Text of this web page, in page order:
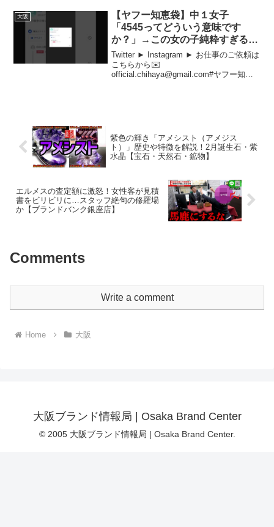
いします！ ⇒ #ケンミン #大阪 #方言
大阪流...
大阪
【ヤフー知恵袋】中１女子
「4545ってどういう意味です
か？」→この女の子純粋すぎるｗ
ｗｗ #shorts
Twitter ► Instagram ► お仕事のご依頼は
こちらから✉️
official.chihaya@gmail.com#ヤフー知恵
紫色の輝き「アメシスト（アメジス
ト）」歴史や特徴を解説！2月誕生石・紫
水晶【宝石・天然石・鉱物】
エルメスの査定額に激怒！女性客が見積
書をビリビリに…スタッフ絶句の修羅場
か【ブランドバンク銀座店】
Comments
Write a comment
Home 大阪
大阪ブランド情報局 | Osaka Brand Center
© 2005 大阪ブランド情報局 | Osaka Brand Center.